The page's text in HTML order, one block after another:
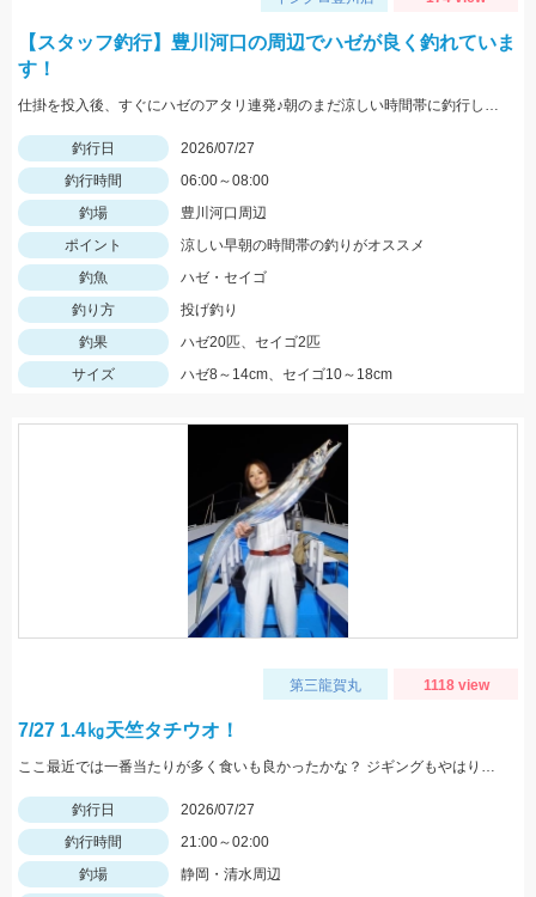
【スタッフ釣行】豊川河口の周辺でハゼが良く釣れていま
す！
仕掛を投入後、すぐにハゼのアタリ連発♪朝のまだ涼しい時間帯に釣行しました。針は7号使用、エサはゴールドイソメがおすすめです！
釣行日
2026/07/27
釣行時間
06:00～08:00
釣場
豊川河口周辺
ポイント
涼しい早朝の時間帯の釣りがオススメ
釣魚
ハゼ・セイゴ
釣り方
投げ釣り
釣果
ハゼ20匹、セイゴ2匹
サイズ
ハゼ8～14cm、セイゴ10～18cm
第三龍賀丸 1118 view
7/27 1.4㎏天竺タチウオ！
ここ最近では一番当たりが多く食いも良かったかな？ ジギングもやはり魚は細いもの多かったですが当たりの数は沢山あり数釣りは楽しめたようです。最大4本指サイズでいいサイズも多少混じりました。 エサ釣りは少し魚にクセがありテクニックが必要ですが、攻略できれば高釣果狙えます。 昨晩は天秤エサ釣りで天竺タチウオ1.4kg,あがりました。 まだまだ大物の気配もムンムンです！ エサ釣り38.55.67匹 サイズ2～7本指(最大1.4kg ) ジギング34.40匹 サイズ2～4本指
釣行日
2026/07/27
釣行時間
21:00～02:00
釣場
静岡・清水周辺